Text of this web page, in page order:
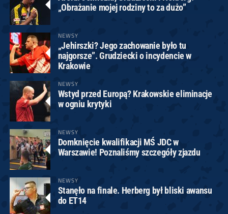
„Obrażanie mojej rodziny to za dużo”
NEWSY
„Jehirszki? Jego zachowanie było tu
najgorsze”. Grudziecki o incydencie w
Krakowie
NEWSY
Wstyd przed Europą? Krakowskie eliminacje
w ogniu krytyki
NEWSY
Domknięcie kwalifikacji MŚ JDC w
Warszawie! Poznaliśmy szczegóły zjazdu
NEWSY
Stanęło na finale. Herberg był bliski awansu
do ET14